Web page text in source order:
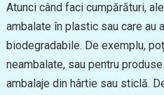
Atunci când faci cumpărături,
ambalate în plastic sau care au
biodegradabile. De exemplu,
neambalate, sau pentru
ambalaje din hârtie sau sticlă.